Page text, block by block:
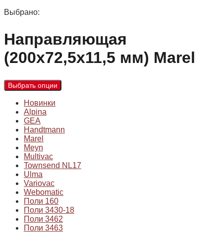
Выбрано:
Направляющая
(200х72,5х11,5 мм) Marel
Выбрать опции
Новинки
Alpina
GEA
Handtmann
Marel
Meyn
Multivac
Townsend NL17
Ulma
Variovac
Webomatic
Поли 160
Поли 3430-18
Поли 3462
Поли 3463